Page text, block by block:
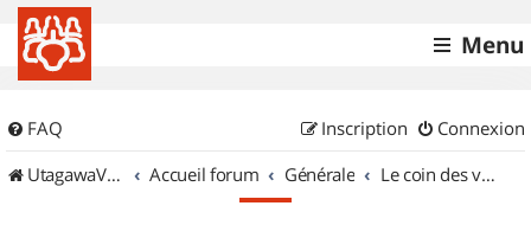
Menu
FAQ Connexion
Inscription
UtagawaVTT (Randos VTT et VTTAE avec traces GPS)
Accueil forum Générale Le coin des vidéastes